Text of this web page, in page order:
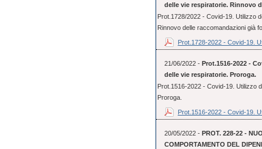
delle vie respiratorie. Rinnovo
Prot.1728/2022 - Covid-19. Utilizzo
Rinnovo delle raccomandazioni già
Prot.1728-2022 - Covid-19.
21/06/2022 - Prot.1516-2022 -
delle vie respiratorie. Proroga.
Prot.1516-2022 - Covid-19. Utilizzo
Proroga.
Prot.1516-2022 - Covid-19.
20/05/2022 - PROT. 228-22 -
COMPORTAMENTO DEL